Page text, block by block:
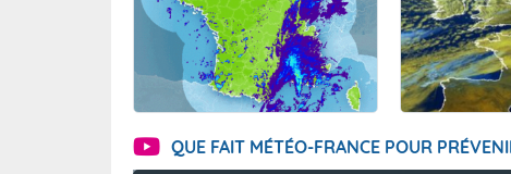
QUE FAIT MÉTÉO-FRANCE POUR